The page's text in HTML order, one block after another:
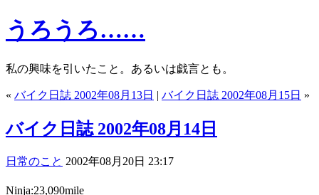
うろうろ……
私の興味を引いたこと。あるいは戯言とも。
« バイク日誌 2002年08月13日 | バイク日誌 2002年08月15日 »
バイク日誌 2002年08月14日
日常のこと 2002年08月20日 23:17
Ninja:23,090mile